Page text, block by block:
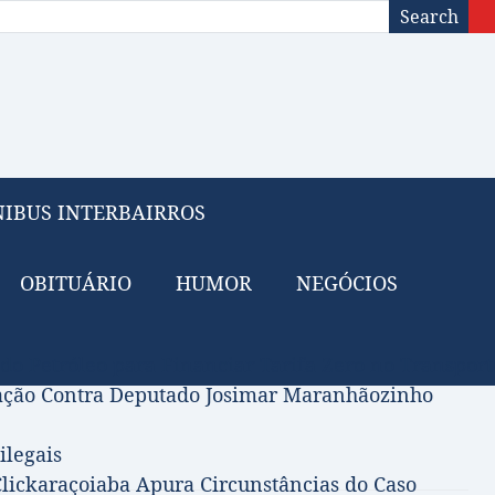
Search
INTERBAIRROS
OBITUÁRIO HUMOR NEGÓCIOS
Contra Deputado Josimar Maranhãozinho
Apura Circunstâncias do Caso